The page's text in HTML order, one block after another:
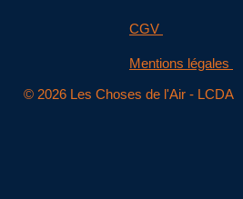
CGV
Mentions légales
© 2026 Les Choses de l'Air - LCDA